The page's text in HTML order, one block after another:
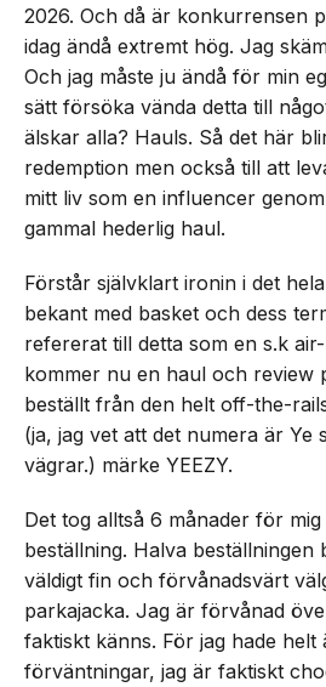
2026. Och då är konkurrensen
idag ändå extremt hög. Jag
Och jag måste ju ändå för min
sätt försöka vända detta till
älskar alla? Hauls. Så det här
redemption men också till att
mitt liv som en influencer
gammal hederlig haul.
Förstår självklart ironin i det
bekant med basket och dess
refererat till detta som en s.k
kommer nu en haul och review
beställt från den helt off-the-
(ja, jag vet att det numera är Ye
vägrar.) märke YEEZY.
Det tog alltså 6 månader för
beställning. Halva beställningen
väldigt fin och förvånadsvärt
parkajacka. Jag är förvånad
faktiskt känns. För jag hade helt
förväntningar, jag är faktiskt